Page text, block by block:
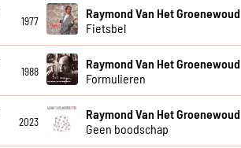
1977
Raymond Van Het Groenewoud
Fietsbel
1988
Raymond Van Het Groenewoud
Formulieren
2023
Raymond Van Het Groenewoud
Geen boodschap